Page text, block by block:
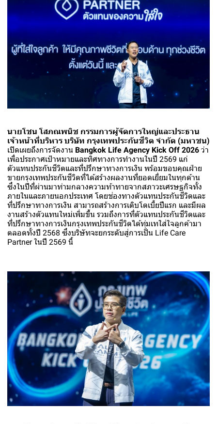
นายโชน โสภณพนิช กรรมการผู้จัดการใหญ่และประธาน
เจ้าหน้าที่บริหาร บริษัท กรุงเทพประกันชีวิต จำกัด (มหาชน)
เปิดเผยถึงการจัดงาน Bangkok Life Agency Kick Off 2026 ว่า
เพื่อประกาศเป้าหมายและทิศทางการทำงานในปี 2569 แก่
ตัวแทนประกันชีวิตและที่ปรึกษาทางการเงิน พร้อมขอบคุณฝ่าย
ขายกรุงเทพประกันชีวิตที่ได้สร้างผลงานที่ยอดเยี่ยมในทุกด้าน
ซึ่งในปีที่ผ่านมาท่ามกลางความท้าทายจากสภาวะเศรษฐกิจทั้ง
ภายในและภายนอกประเทศ โดยช่องทางตัวแทนประกันชีวิตและ
ที่ปรึกษาทางการเงิน สามารถสร้างการเติบโตเบี้ยปีแรก และมีผล
งานสร้างตัวแทนใหม่เพิ่มขึ้น รวมถึงการที่ตัวแทนประกันชีวิตและ
ที่ปรึกษาทางการเงินกรุงเทพประกันชีวิตได้ทุ่มเทใส่ใจลูกค้ามา
ตลอดทั้งปี 2568 ซึ่งบริษัทจะยกระดับสู่การเป็น Life Care
Partner ในปี 2569 นี้